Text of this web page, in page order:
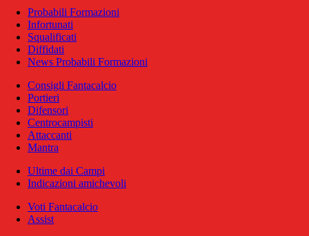
Probabili Formazioni
Infortunati
Squalificati
Diffidati
News Probabili Formazioni
Consigli Fantacalcio
Portieri
Difensori
Centrocampisti
Attaccanti
Mantra
Ultime dai Campi
Indicazioni amichevoli
Voti Fantacalcio
Assist